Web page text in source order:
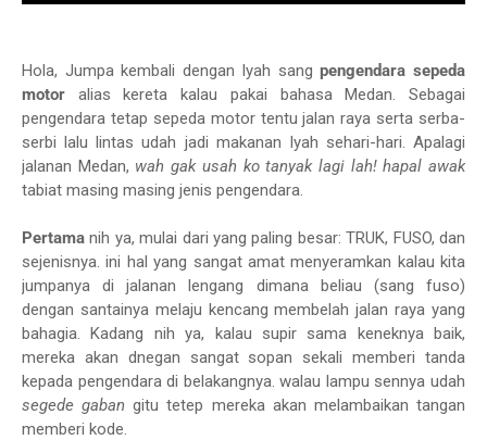
Hola, Jumpa kembali dengan Iyah sangpengendara sepeda
motor alias kereta kalau pakai bahasa Medan. Sebagai
pengendara tetap sepeda motor tentu jalan raya serta serba-
serbi lalu lintas udah jadi makanan Iyah sehari-hari. Apalagi
jalanan Medan, wah gak usah ko tanyak lagi lah! hapal awak
tabiat masing masing jenis pengendara.
Pertamanih ya, mulai dari yang paling besar: TRUK, FUSO, dan
sejenisnya. ini hal yang sangat amat menyeramkan kalau kita
jumpanya di jalanan lengang dimana beliau (sang fuso)
dengan santainya melaju kencang membelah jalan raya yang
bahagia. Kadang nih ya, kalau supir sama keneknya baik,
mereka akan dnegan sangat sopan sekali memberi tanda
kepada pengendara di belakangnya. walau lampu sennya udah
segede gaban gitu tetep mereka akan melambaikan tangan
memberi kode.